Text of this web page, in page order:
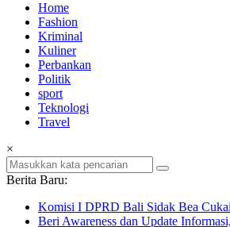
Home
Fashion
Kriminal
Kuliner
Perbankan
Politik
sport
Teknologi
Travel
×
Berita Baru:
Komisi I DPRD Bali Sidak Bea
Beri Awareness dan Update